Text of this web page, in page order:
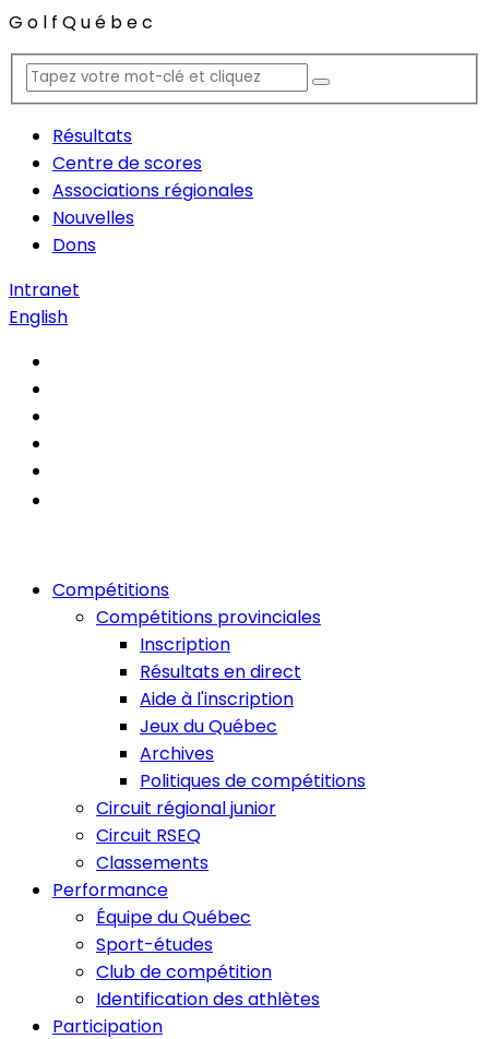
G o l f Qué bec
Résultats
Centre de scores
Associations régionales
Nouvelles
Dons
Intranet
English
Compétitions
Compétitions provinciales
Inscription
Résultats en direct
Aide à l'inscription
Jeux du Québec
Archives
Politiques de compétitions
Circuit régional junior
Circuit RSEQ
Classements
Performance
Équipe du Québec
Sport-études
Club de compétition
Identification des athlètes
Participation